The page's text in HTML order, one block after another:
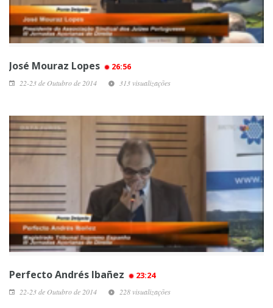
José Mouraz Lopes 26:56
22-23 de Outubro de 2014 313 visualizações
Perfecto Andrés Ibañez 23:24
22-23 de Outubro de 2014 228 visualizações